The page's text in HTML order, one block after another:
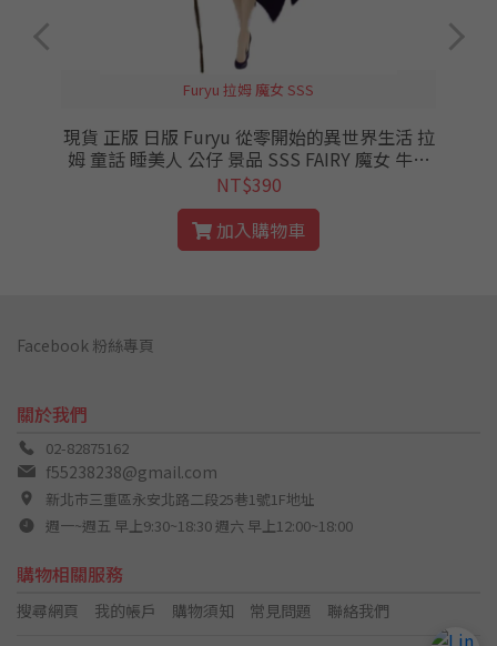
Furyu 拉姆 魔女 SSS
現貨 正版 日版 Furyu 從零開始的異世界生活 拉
姆 童話 睡美人 公仔 景品 SSS FAIRY 魔女 牛角
從零 RE0
NT$390
加入購物車
關於我們
02-82875162
f55238238@gmail.com
新北市三重區永安北路二段25巷1號1F地址
週一~週五 早上9:30~18:30 週六 早上12:00~18:00
購物相關服務
搜尋網頁 我的帳戶 購物須知 常見問題 聯絡我們
Facebook 粉絲專頁